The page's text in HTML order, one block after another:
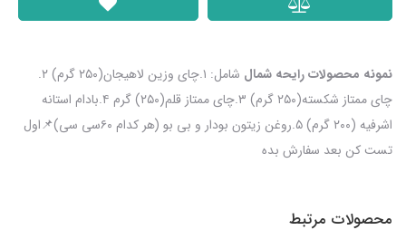
نمونه محصولات رایحه شمال
شامل: ۱.چای وزین لاهیجان(۲۵۰ گرم) ۲.
چای ممتاز شکسته(۲۵۰ گرم) ۳.چای ممتاز قلم(۲۵۰) گرم ۴.بادام استانه
اشرفیه (۲۰۰ گرم) ۵.روغن زیتون بودار و بی بو (هر کدام ۶۰سی سی)📌اول
تست کن بعد سفارش بده
محصولات مرتبط